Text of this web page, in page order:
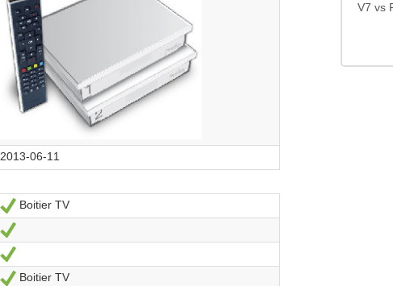
2013-06-11
Sí
Boitier TV
Sí
Sí
Boitier TV
V7 vs